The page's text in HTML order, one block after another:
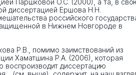
Паршковой О.С. (2000), а та, в
диссертацией Ершова Н.Н.
российского
в Нижнем Новгороде в
Р.В., помимо заимствований из
Хаматшина Р.А. (2006), которая
воспроизводит диссертацию